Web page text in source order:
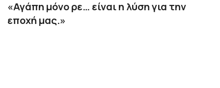
«Αγάπη μόνο ρε… είναι η λύση για την
εποχή μας.»